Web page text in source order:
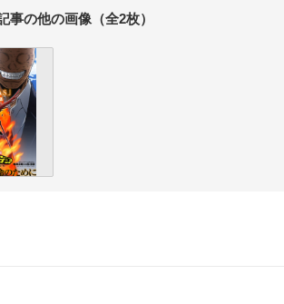
事の他の画像（全2枚）